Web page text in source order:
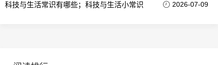
科技与生活常识有哪些；科技与生活小常识 2026-07-09